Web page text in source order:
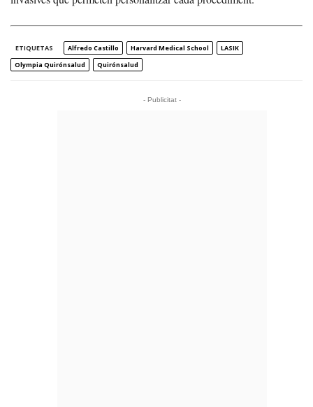
ETIQUETAS Alfredo Castillo Harvard Medical School
LASIK
Olympia Quirónsalud
Quirónsalud
- Publicitat -